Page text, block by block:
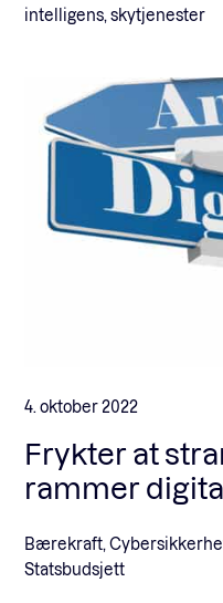
intelligens, skytjenester
4. oktober 2022
Frykter at
rammer
Bærekraft,
Statsbudsjett